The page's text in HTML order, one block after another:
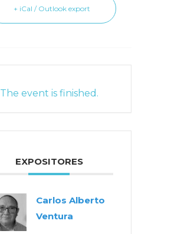
+ iCal / Outlook export
The event is finished.
EXPOSITORES
Carlos Alberto
Ventura